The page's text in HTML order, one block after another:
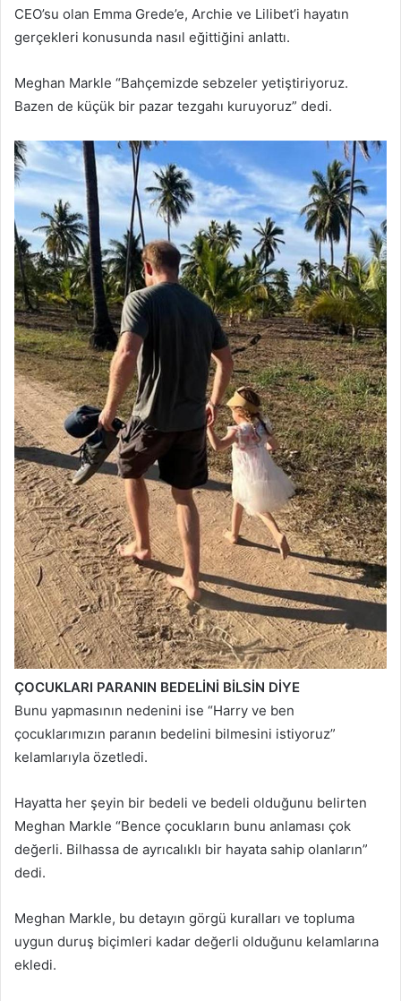
CEO’su olan Emma Grede’e, Archie ve Lilibet’i hayatın
gerçekleri konusunda nasıl eğittiğini anlattı.
Meghan Markle “Bahçemizde sebzeler yetiştiriyoruz.
Bazen de küçük bir pazar tezgahı kuruyoruz” dedi.
ÇOCUKLARI PARANIN BEDELİNİ BİLSİN DİYE
Bunu yapmasının nedenini ise “Harry ve ben
çocuklarımızın paranın bedelini bilmesini istiyoruz”
kelamlarıyla özetledi.
Hayatta her şeyin bir bedeli ve bedeli olduğunu belirten
Meghan Markle “Bence çocukların bunu anlaması çok
değerli. Bilhassa de ayrıcalıklı bir hayata sahip olanların”
dedi.
Meghan Markle, bu detayın görgü kuralları ve topluma
uygun duruş biçimleri kadar değerli olduğunu kelamlarına
ekledi.